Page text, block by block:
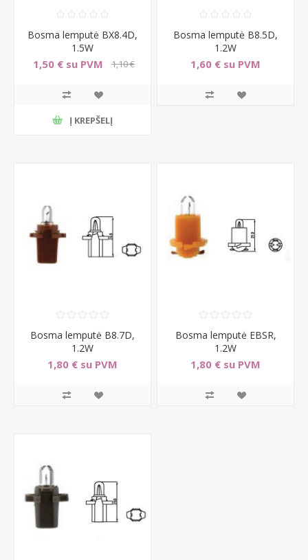
Bosma lemputė BX8.4D,
1.5W
1,50 € su PVM
1,10 €
Į KREPŠELĮ
Bosma lemputė B8.5D,
1.2W
1,60 € su PVM
Bosma lemputė B8.7D,
1.2W
1,80 € su PVM
Bosma lemputė EBSR,
1.2W
1,80 € su PVM